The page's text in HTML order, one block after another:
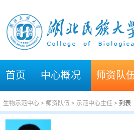
首页 中心概况 师资队
生物示范中心 > 师资队伍 > 示范中心主任 > 列表